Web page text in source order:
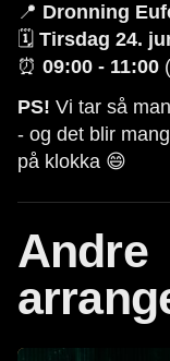
📍 Dronning
🗓️ Tirsdag 24.
⏰ 09:00 - 11:00
PS! Vi tar så
- og det blir
på klokka 😄
Andre